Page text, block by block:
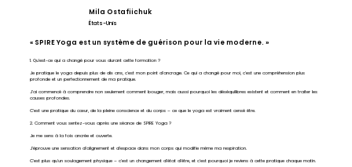
Mila Ostafiichuk
États-Unis
« SPIRE Yoga est un système de guérison pour la vie moderne. »
1. Qu'est-ce qui a changé pour vous durant cette formation ?
Je pratique le yoga depuis plus de dix ans, c'est mon point d'ancrage. Ce qui a changé pour moi, c'est une compréhension plus
profonde et un perfectionnement de ma pratique.
J'ai commencé à comprendre non seulement comment bouger, mais aussi pourquoi les déséquilibres existent et comment en traiter les
causes profondes.
C'est une pratique du cœur, de la pleine conscience et du corps – ce que le yoga est vraiment censé être.
2. Comment vous sentez-vous après une séance de SPIRE Yoga ?
Je me sens à la fois ancrée et ouverte.
J'éprouve une sensation d'alignement et d'espace dans mon corps qui modifie même ma respiration.
C'est plus qu'un soulagement physique – c'est un changement d'état d'être, et c'est pourquoi je reviens à cette pratique chaque matin.